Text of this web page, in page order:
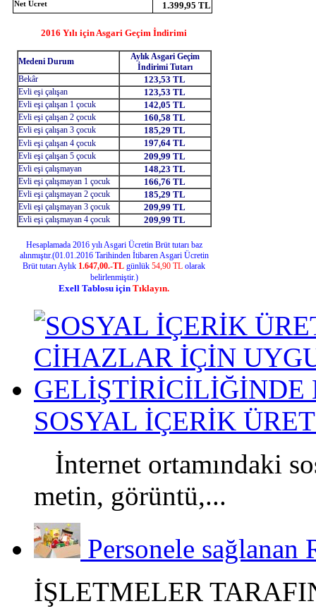
SOSYAL İÇERİK
İnternet ortamındaki
metin, görüntü,...
Personele
İŞLETMELER